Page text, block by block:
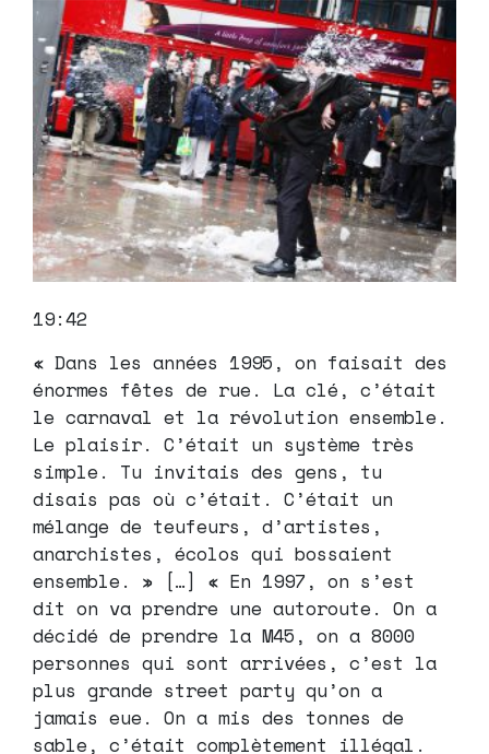
19:42
« Dans les années 1995, on faisait des
énormes fêtes de rue. La clé, c’était
le carnaval et la révolution ensemble.
Le plaisir. C’était un système très
simple. Tu invitais des gens, tu
disais pas où c’était. C’était un
mélange de teufeurs, d’artistes,
anarchistes, écolos qui bossaient
ensemble. » […] « En 1997, on s’est
dit on va prendre une autoroute. On a
décidé de prendre la M45, on a 8000
personnes qui sont arrivées, c’est la
plus grande street party qu’on a
jamais eue. On a mis des tonnes de
sable, c’était complètement illégal.